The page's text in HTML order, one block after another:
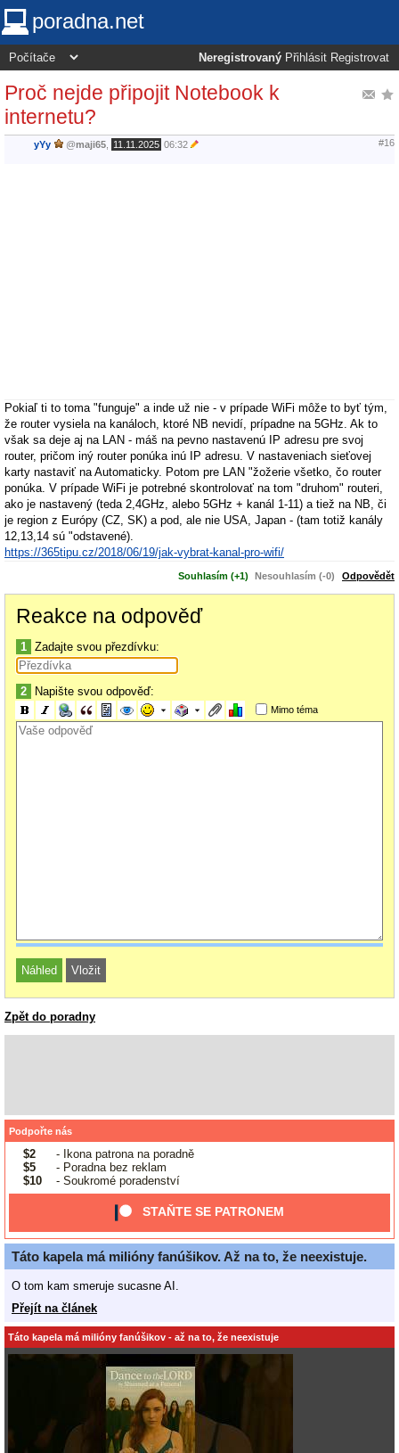
poradna.net
Neregistrovaný Přihlásit Registrovat
Proč nejde připojit Notebook k
internetu?
yYy @maji65 11.11.2025 06:32 #16
Pokiaľ ti to toma "funguje" a inde už nie - v prípade WiFi môže to byť tým,
že router vysiela na kanáloch, ktoré NB nevidí, prípadne na 5GHz. Ak to
však sa deje aj na LAN - máš na pevno nastavenú IP adresu pre svoj
router, pričom iný router ponúka inú IP adresu. V nastaveniach sieťovej
karty nastaviť na Automaticky. Potom pre LAN "žožerie všetko, čo router
ponúka. V prípade WiFi je potrebné skontrolovať na tom "druhom" routeri,
ako je nastavený (teda 2,4GHz, alebo 5GHz + kanál 1-11) a tiež na NB, či
je region z Európy (CZ, SK) a pod, ale nie USA, Japan - (tam totiž kanály
12,13,14 sú "odstavené).
https://365tipu.cz/2018/06/19/jak-vybrat-kanal-pro-wifi/
Souhlasím (+1) Nesouhlasím (-0) Odpovědět
Reakce na odpověď
1 Zadajte svou přezdívku:
2 Napište svou odpověď:
Mimo téma
Zpět do poradny
Podpořte nás
$2
- Ikona patrona na poradně
$5
- Poradna bez reklam
$10
- Soukromé poradenství
STAŇTE SE PATRONEM
Táto kapela má milióny fanúšikov. Až na to, že neexistuje.
O tom kam smeruje sucasne AI.
Přejít na článek
Táto kapela má milióny fanúšikov - až na to, že neexistuje